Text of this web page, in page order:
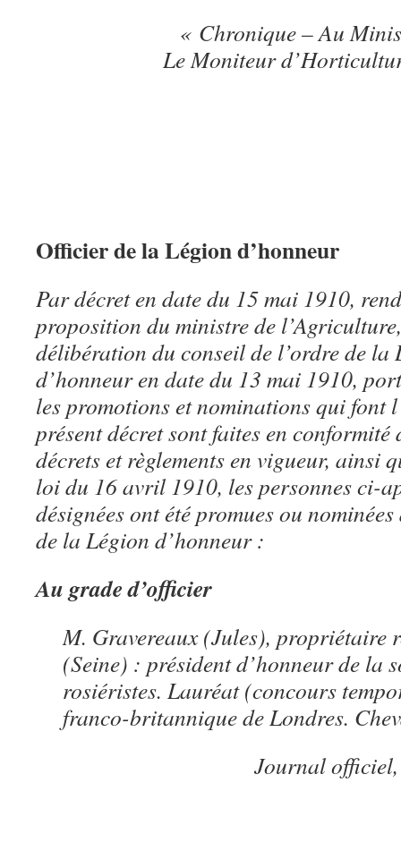
« Chronique – Au
Le Moniteur
Officier de la Légion d’honneur
Par décret en date du 15 mai 1910,
proposition du ministre de
délibération du conseil de l’ordre de la
d’honneur en date du 13 mai 1910,
les promotions et nominations qui font
présent décret sont faites en conformité
décrets et règlements en vigueur, ainsi
loi du 16 avril 1910, les personnes ci-
désignées ont été promues ou
de la Légion d’honneur :
Au grade d’officier
M. Gravereaux (Jules), propriétaire
(Seine) : président d’honneur de la
rosiéristes. Lauréat (concours
franco-britannique de Londres.
Journal